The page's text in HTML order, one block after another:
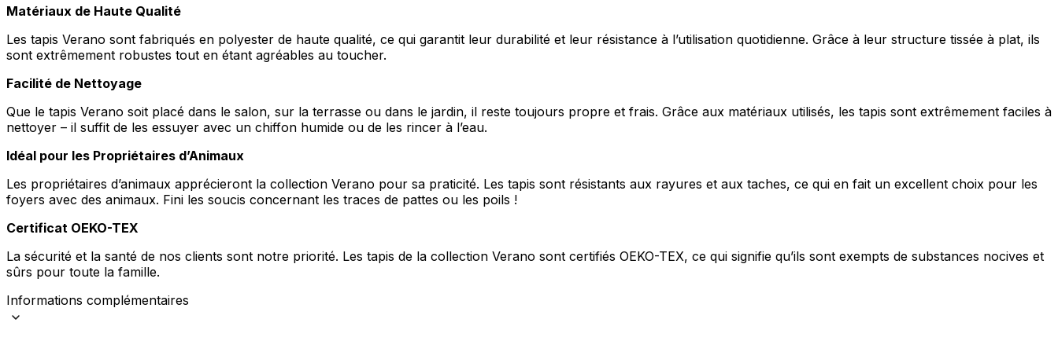
Matériaux de Haute Qualité
Les tapis Verano sont fabriqués en polyester de haute qualité, ce qui garantit leur durabilité et leur résistance à l’utilisation quotidienne. Grâce à leur structure tissée à plat, ils
sont extrêmement robustes tout en étant agréables au toucher.
Facilité de Nettoyage
Que le tapis Verano soit placé dans le salon, sur la terrasse ou dans le jardin, il reste toujours propre et frais. Grâce aux matériaux utilisés, les tapis sont extrêmement faciles à
nettoyer – il suffit de les essuyer avec un chiffon humide ou de les rincer à l’eau.
Idéal pour les Propriétaires d’Animaux
Les propriétaires d’animaux apprécieront la collection Verano pour sa praticité. Les tapis sont résistants aux rayures et aux taches, ce qui en fait un excellent choix pour les
foyers avec des animaux. Fini les soucis concernant les traces de pattes ou les poils !
Certificat OEKO-TEX
La sécurité et la santé de nos clients sont notre priorité. Les tapis de la collection Verano sont certifiés OEKO-TEX, ce qui signifie qu’ils sont exempts de substances nocives et
sûrs pour toute la famille.
Informations complémentaires
Les cookies statistiques aident les propriétaires de sites web à comprendre comment les visiteurs interagissent avec les sites en collectant et en
rapportant des informations de manière anonyme.
Marketing
Les cookies marketing sont utilisés pour suivre les utilisateurs sur les sites web. Le but est d'afficher des publicités qui sont pertinentes et
Non classés
Rejeter Enregistrer mes préférences Accepter tout